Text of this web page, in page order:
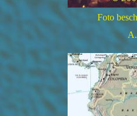
Foto